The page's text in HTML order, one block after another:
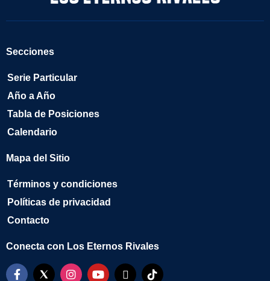
Secciones
Serie Particular
Año a Año
Tabla de Posiciones
Calendario
Mapa del Sitio
Términos y condiciones
Políticas de privacidad
Contacto
Conecta con Los Eternos Rivales